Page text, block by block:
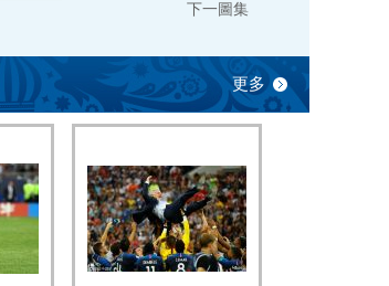
下一圖集
更多